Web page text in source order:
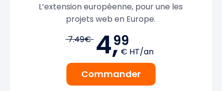
L’extension européenne, pour une les
projets web en Europe.
7.49€ 4,99
€ HT/an
Commander